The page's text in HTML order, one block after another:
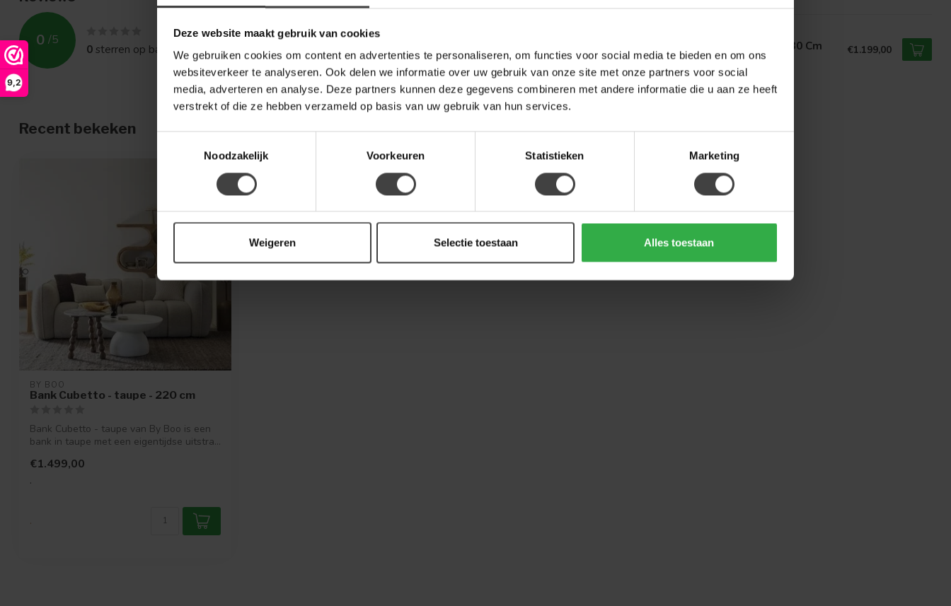
Deze website maakt gebruik van cookies
We gebruiken cookies om content en advertenties te personaliseren, om functies voor social media te bieden en om ons
websiteverkeer te analyseren. Ook delen we informatie over uw gebruik van onze site met onze partners voor social
media, adverteren en analyse. Deze partners kunnen deze gegevens combineren met andere informatie die u aan ze heeft
verstrekt of die ze hebben verzameld op basis van uw gebruik van hun services.
Noodzakelijk
Voorkeuren Statistieken Marketing
Weigeren Selectie toestaan Alles toestaan
9,2
0 /5
0sterren op basis van beoordelingen Woood Statement 3-Zits Bank 230 Cm
Chenille Velvet Taupe €1.199,00
Recent bekeken
BY BOO
Bank Cubetto - taupe - 220 cm
Bank Cubetto - taupe van By Boo is een
bank in taupe met een eigentijdse uitstra...
€1.499,00
.
.